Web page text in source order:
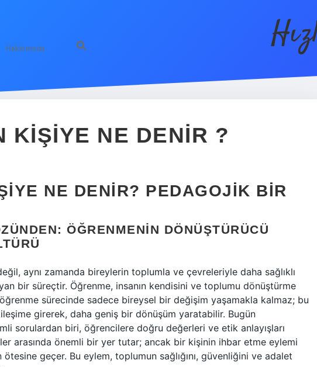
Hakkımızda
KIŞIYE NE DENIR ?
NE DENIR? PEDAGOJIK BIR
ÖĞRENMENIN DÖNÜŞTÜRÜCÜ
aynı zamanda bireylerin toplumla ve çevreleriyle daha sağlıklı
bir süreçtir. Öğrenme, insanın kendisini ve toplumu dönüştürme
öğrenme sürecinde sadece bireysel bir değişim yaşamakla kalmaz; bu
girerek, daha geniş bir dönüşüm yaratabilir. Bugün
sorulardan biri, öğrencilere doğru değerleri ve etik anlayışları
arasında önemli bir yer tutar; ancak bir kişinin ihbar etme eylemi
geçer. Bu eylem, toplumun sağlığını, güvenliğini ve adalet